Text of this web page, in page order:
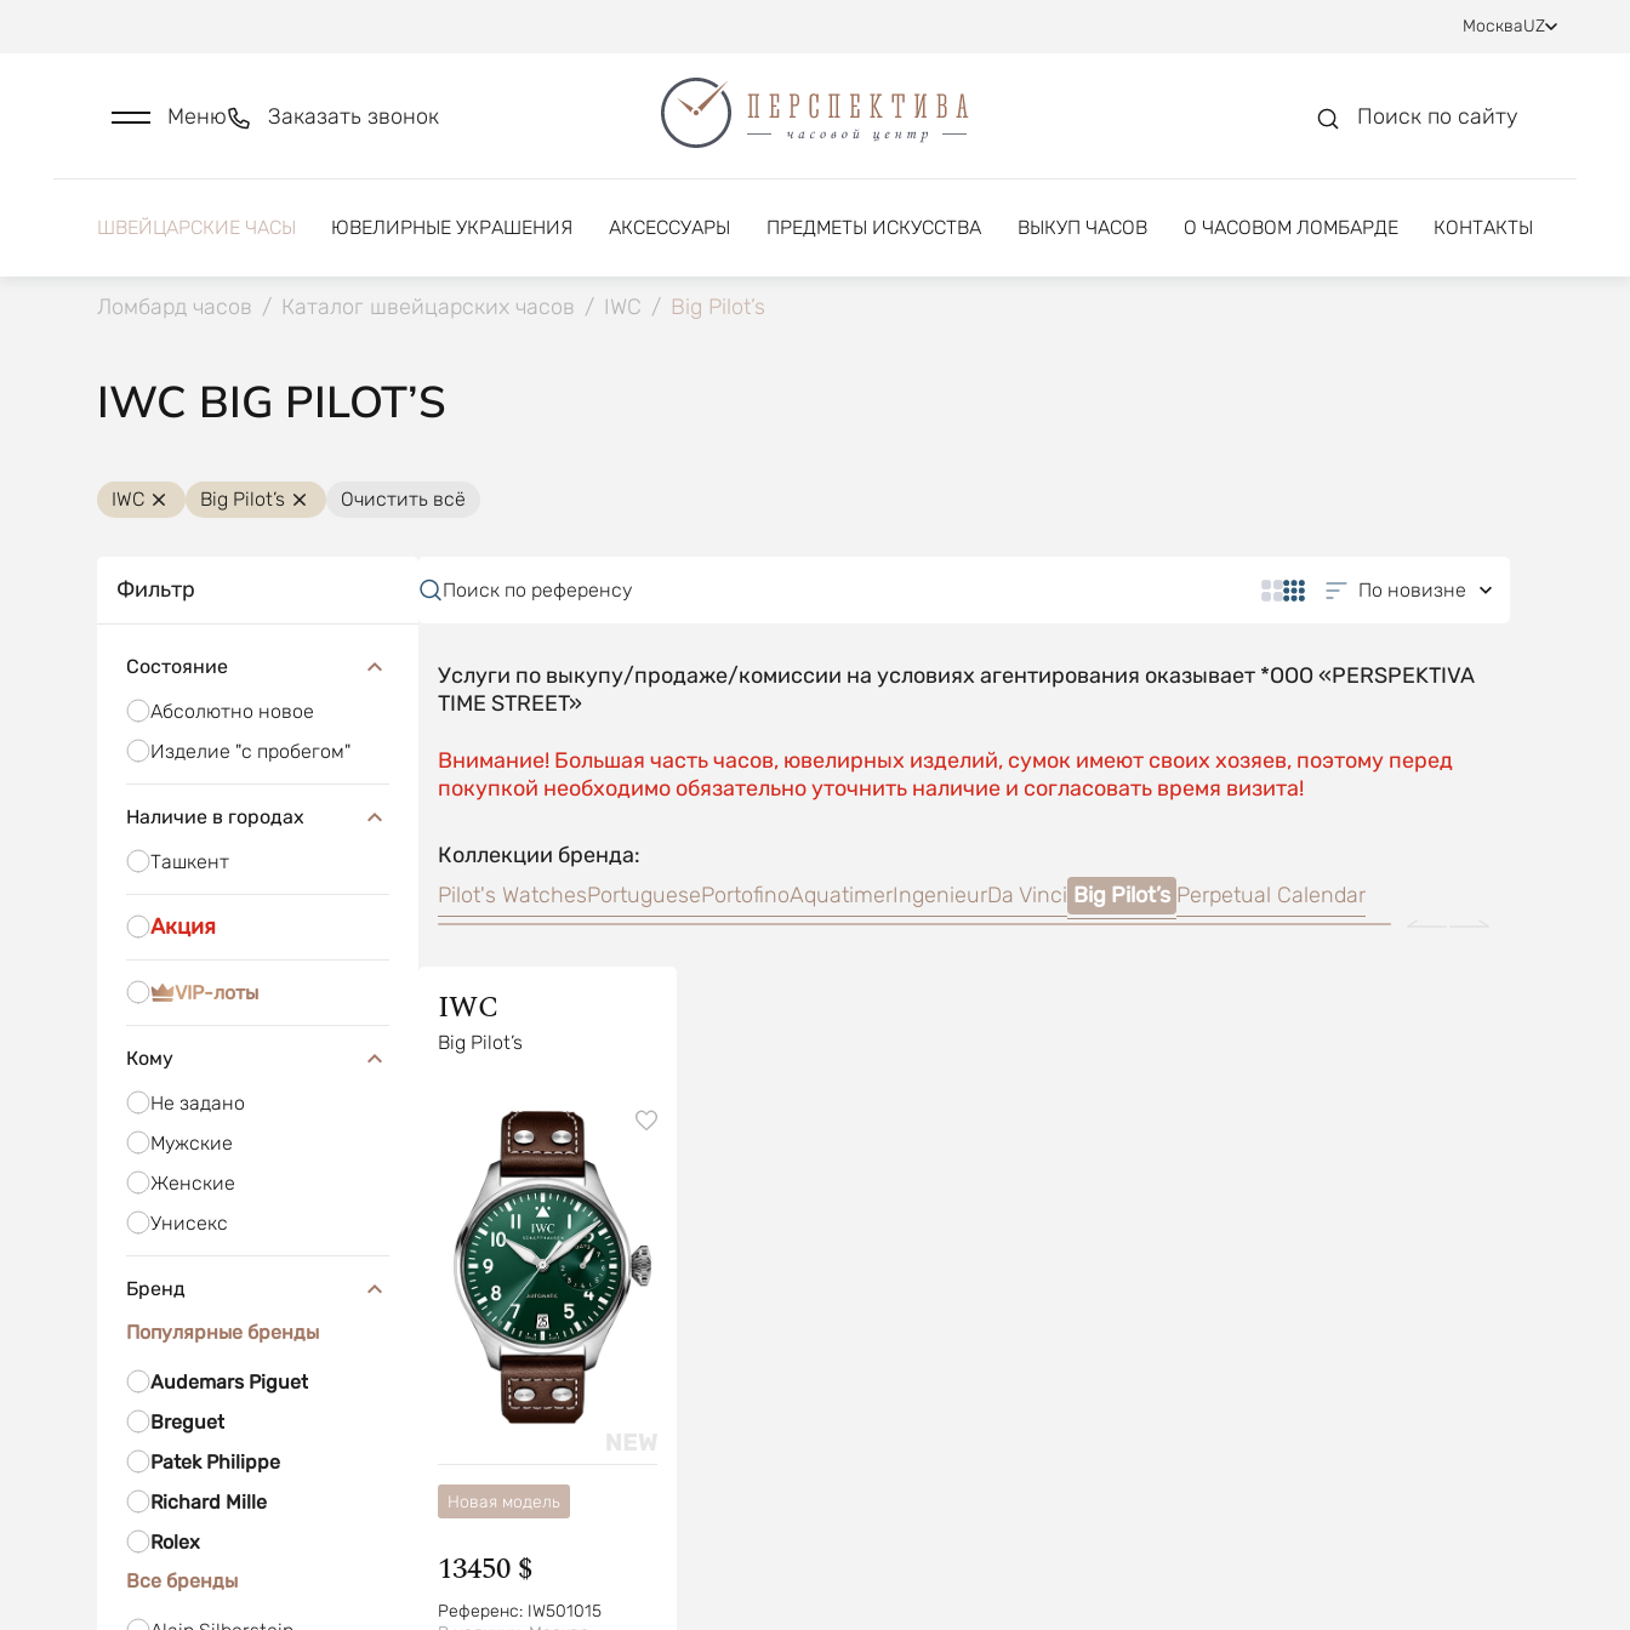
МоскваUZ
Меню Заказать звонок Поиск по сайту
ШВЕЙЦАРСКИЕ ЧАСЫ ЮВЕЛИРНЫЕ УКРАШЕНИЯ АКСЕССУАРЫ ПРЕДМЕТЫ ИСКУССТВА ВЫКУП ЧАСОВ О ЧАСОВОМ ЛОМБАРДЕ КОНТАКТЫ
Ломбард часов / Каталог швейцарских часов / IWC / Big Pilot’s
IWC BIG PILOT’S
IWC Big Pilot’s Очистить всё
Фильтр
Состояние
Абсолютно новое
Изделие "с пробегом"
Наличие в городах
Ташкент
Акция
VIP-лоты
Кому
Не задано
Мужские
Женские
Унисекс
Бренд
Популярные бренды
Audemars Piguet
Breguet
Patek Philippe
Richard Mille
Rolex
Все бренды
Поиск по референсу По новизне
Услуги по выкупу/продаже/комиссии на условиях агентирования оказывает *OOO «PERSPEKTIVA
TIME STREET»
Внимание! Большая часть часов, ювелирных изделий, сумок имеют своих хозяев, поэтому перед
покупкой необходимо обязательно уточнить наличие и согласовать время визита!
Коллекции бренда:
Pilot's WatchesPortuguesePortofinoAquatimerIngenieurDa Vinci Big Pilot’s Perpetual Calendar
IWC
Big Pilot’s
Новая модель
13450 $
Референс: IW501015